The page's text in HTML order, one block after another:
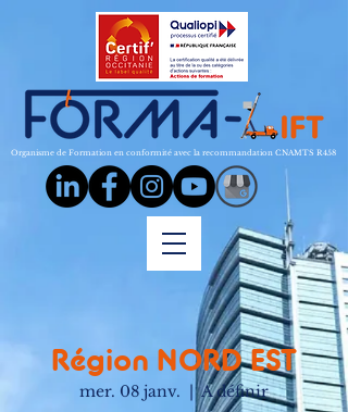
Organisme de Formation en conformité avec la recommandation CNAMTS R458
Région NORD EST
mer. 08 janv.
  |
A définir